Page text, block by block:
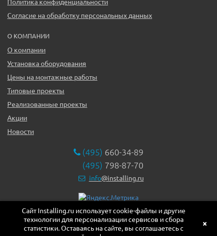
Согласие на обработку персональных данных
О КОМПАНИИ
О компании
Установка оборудования
Цены на монтажные работы
Типовые проекты
Реализованные проекты
Акции
Новости
(495) 660-34-89
(495) 798-87-70
info@installing.ru
119331, г. Москва ул. Марии Ульяновой дом 17а, этаж 2,
офис 10
Сайт Installing.ru использует cookie-файлы и другие
технологии для персонализации сервисов и сбора
статистики. Оставаясь на сайте, вы соглашаетесь с
×